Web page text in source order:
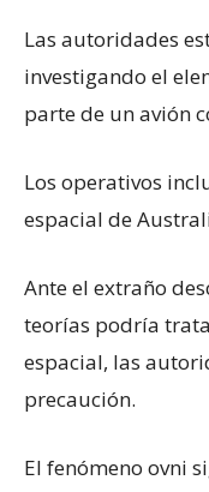
Las autoridades
investigando el
parte de un avión
Los operativos
espacial de
Ante el extraño
teorías podría
espacial, las
precaución.
El fenómeno ovni